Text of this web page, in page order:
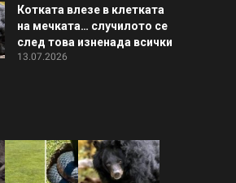
Котката влезе в клетката
на мечката… случилото се
след това изненада всички
13.07.2026